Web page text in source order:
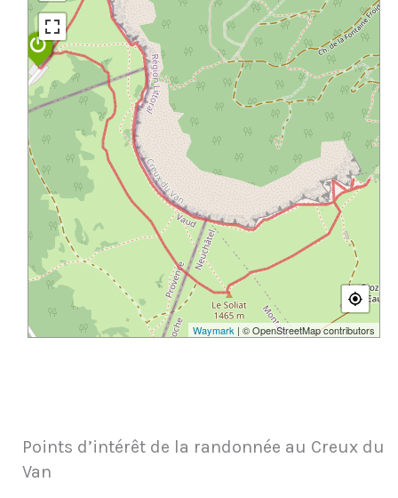
Waymark| © OpenStreetMap contributors
Points d’intérêt de la randonnée au Creux du
Van